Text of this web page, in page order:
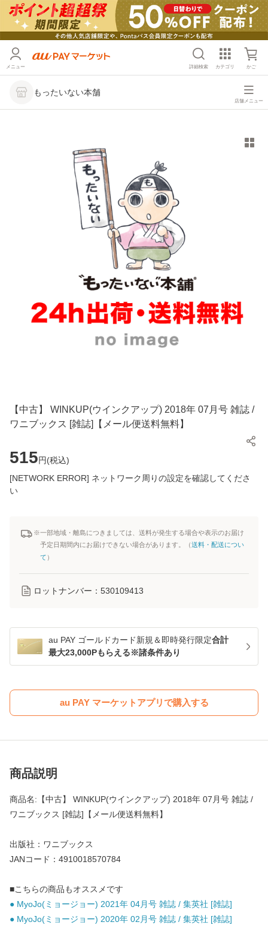
メニュー 詳細検索 カテゴリ かご
もったいない本舗
店舗メニュー
【中古】 WINKUP(ウインクアップ) 2018年 07月号 雑誌 /
ワニブックス [雑誌]【メール便送料無料】
515円(税込)
[NETWORK ERROR] ネットワーク周りの設定を確認してくださ
い
※一部地域・離島につきましては、送料が発生する場合や表示のお届け
予定日期間内にお届けできない場合があります。（送料・配送につい
て ）
ロットナンバー： 530109413
au PAY ゴールドカード新規＆即時発行限定合計
最大23,000Pもらえる※諸条件あり
au PAY マーケットアプリで購入する
商品説明
商品名:【中古】 WINKUP(ウインクアップ) 2018年 07月号 雑誌 /
ワニブックス [雑誌]【メール便送料無料】
出版社：ワニブックス
JANコード：4910018570784
■こちらの商品もオススメです
● MyoJo(ミョージョー) 2021年 04月号 雑誌 / 集英社 [雑誌]
● MyoJo(ミョージョー) 2020年 02月号 雑誌 / 集英社 [雑誌]